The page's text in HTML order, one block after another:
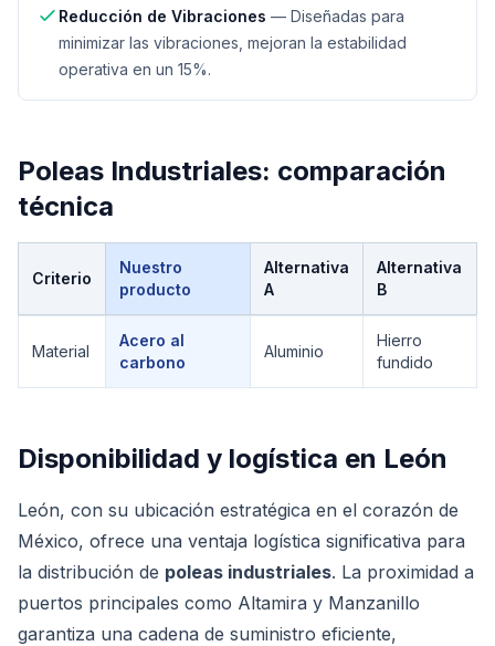
Reducción de Vibraciones — Diseñadas para
minimizar las vibraciones, mejoran la estabilidad
operativa en un 15%.
Poleas Industriales: comparación
técnica
Criterio
Nuestro
producto
Alternativa
A
Alternativa
B
Material
Acero al
carbono
Aluminio
Hierro
fundido
Disponibilidad y logística en León
León, con su ubicación estratégica en el corazón de
México, ofrece una ventaja logística significativa para
la distribución de poleas industriales. La proximidad a
puertos principales como Altamira y Manzanillo
garantiza una cadena de suministro eficiente,